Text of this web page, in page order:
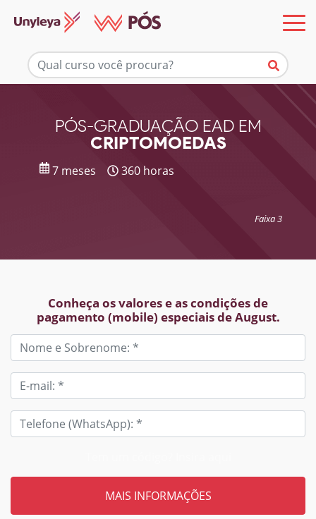
PÓS-GRADUAÇÃO EAD EM
CRIPTOMOEDAS
7 meses 360 horas
Faixa 3
Conheça os valores e as condições de
pagamento (mobile) especiais de August.
Mais informações